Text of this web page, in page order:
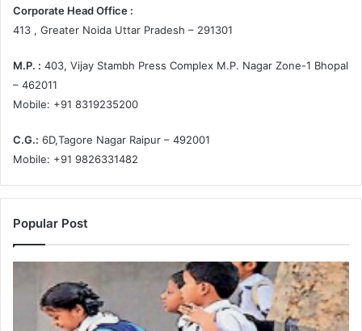
Corporate Head Office :
413 , Greater Noida Uttar Pradesh – 291301
M.P. : 403, Vijay Stambh Press Complex M.P. Nagar Zone-1 Bhopal
– 462011
Mobile: +91 8319235200
C.G.: 6D,Tagore Nagar Raipur – 492001
Mobile: +91 9826331482
Popular Post